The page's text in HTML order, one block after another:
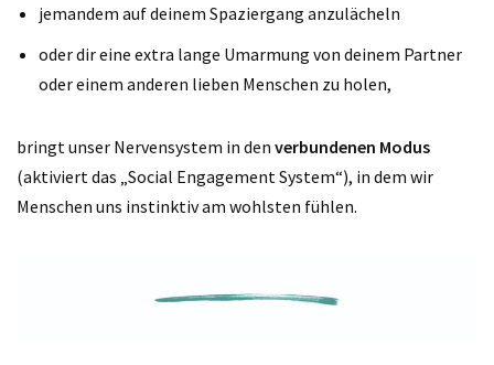
jemandem auf deinem Spaziergang anzulächeln
oder dir eine extra lange Umarmung von deinem Partner
oder einem anderen lieben Menschen zu holen,
bringt unser Nervensystem in den verbundenen Modus
(aktiviert das „Social Engagement System“), in dem wir
Menschen uns instinktiv am wohlsten fühlen.